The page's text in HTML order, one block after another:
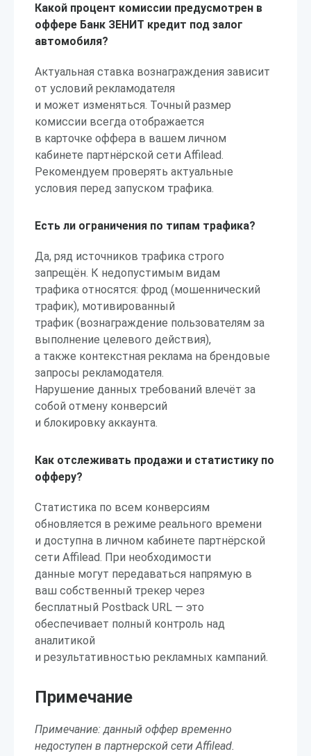
Какой процент комиссии предусмотрен в
оффере Банк ЗЕНИТ кредит под залог
автомобиля?
Актуальная ставка вознаграждения зависит
от условий рекламодателя
и может изменяться. Точный размер
комиссии всегда отображается
в карточке оффера в вашем личном
кабинете партнёрской сети Affilead.
Рекомендуем проверять актуальные
условия перед запуском трафика.
Есть ли ограничения по типам трафика?
Да, ряд источников трафика строго
запрещён. К недопустимым видам
трафика относятся: фрод (мошеннический
трафик), мотивированный
трафик (вознаграждение пользователям за
выполнение целевого действия),
а также контекстная реклама на брендовые
запросы рекламодателя.
Нарушение данных требований влечёт за
собой отмену конверсий
и блокировку аккаунта.
Как отслеживать продажи и статистику по
офферу?
Статистика по всем конверсиям
обновляется в режиме реального времени
и доступна в личном кабинете партнёрской
сети Affilead. При необходимости
данные могут передаваться напрямую в
ваш собственный трекер через
бесплатный Postback URL — это
обеспечивает полный контроль над
аналитикой
и результативностью рекламных кампаний.
Примечание
Примечание: данный оффер временно
недоступен в партнерской сети Affilead.